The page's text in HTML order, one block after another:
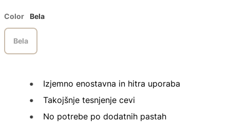
Color Bela
Bela
Izjemno enostavna in hitra uporaba
Takojšnje tesnjenje cevi
No potrebe po dodatnih pastah